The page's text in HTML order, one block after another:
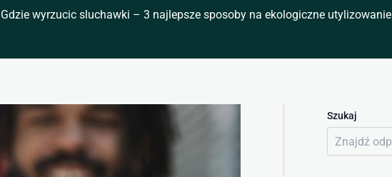
Gdzie wyrzucic sluchawki – 3 najlepsze sposoby na ekologiczne utylizowanie
Szukaj